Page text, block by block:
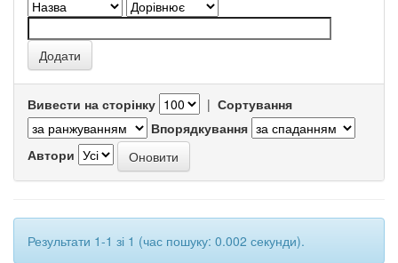
Вивести на сторінку | Сортування
Впорядкування
Автори
Результати 1-1 зі 1 (час пошуку: 0.002 секунди).